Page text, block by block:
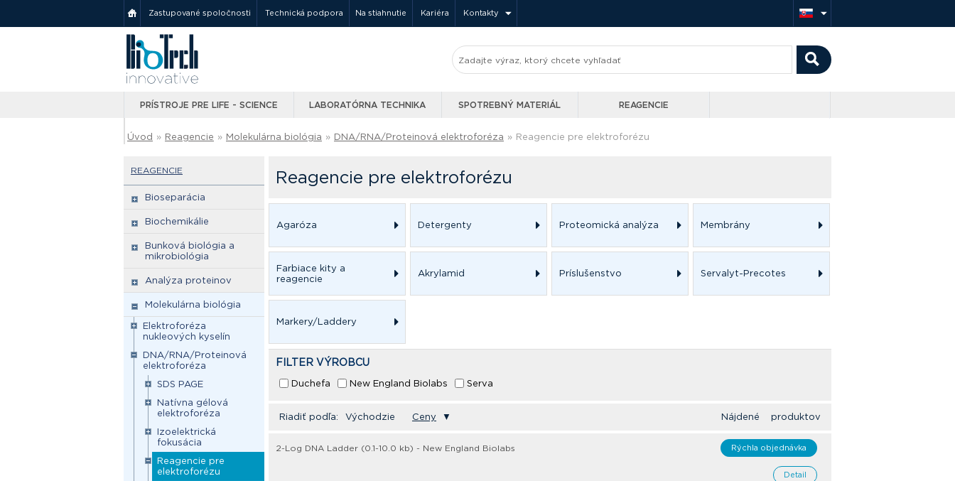
Zastupované spoločnosti Technická podpora Na stiahnutie Kariéra Kontakty
PRÍSTROJE PRE LIFE - SCIENCE LABORATÓRNA TECHNIKA SPOTREBNÝ MATERIÁL REAGENCIE
Úvod » Reagencie » Molekulárna biológia » DNA/RNA/Proteinová elektroforéza » Reagencie pre elektroforézu
REAGENCIE
Bioseparácia
Biochemikálie
Bunková biológia a
mikrobiológia
Analýza proteinov
Molekulárna biológia
Elektroforéza
nukleových kyselín
DNA/RNA/Proteinová
elektroforéza
SDS PAGE
Natívna gélová
elektroforéza
Izoelektrická
fokusácia
Reagencie pre
elektroforézu
Reagencie pre elektroforézu
Agaróza Detergenty Proteomická analýza Membrány
Farbiace kity a
reagencie
Akrylamid Príslušenstvo Servalyt-Precotes
Markery/Laddery
FILTER VÝROBCU
Duchefa New England Biolabs Serva
Riadiť podľa: Východzie Ceny ▼ Nájdené produktov
2-Log DNA Ladder (0.1-10.0 kb) - New England Biolabs Rýchla objednávka
Detail